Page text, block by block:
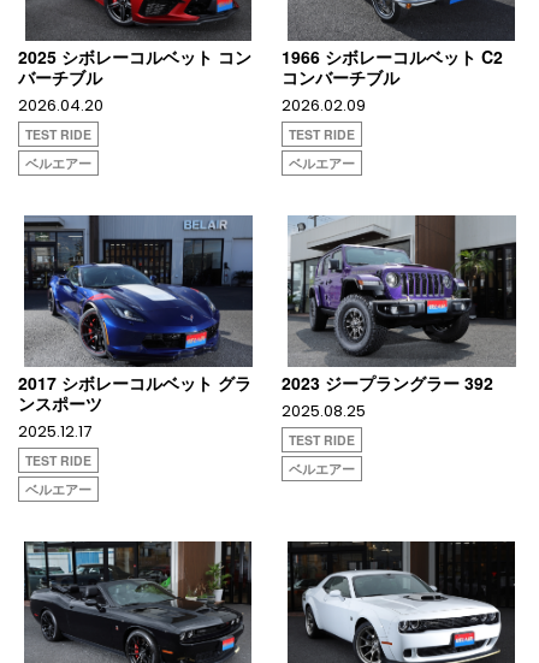
2025 シボレーコルベット コン
バーチブル
2026.04.20
TEST RIDE
ベルエアー
1966 シボレーコルベット C2
コンバーチブル
2026.02.09
TEST RIDE
ベルエアー
2017 シボレーコルベット グラ
ンスポーツ
2025.12.17
TEST RIDE
ベルエアー
2023 ジープラングラー 392
2025.08.25
TEST RIDE
ベルエアー